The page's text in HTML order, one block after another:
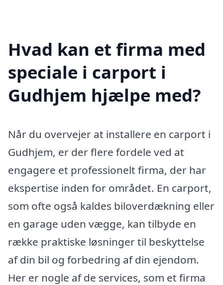
Hvad kan et firma med
speciale i carport i
Gudhjem hjælpe med?
Når du overvejer at installere en carport i
Gudhjem, er der flere fordele ved at
engagere et professionelt firma, der har
ekspertise inden for området. En carport,
som ofte også kaldes biloverdækning eller
en garage uden vægge, kan tilbyde en
række praktiske løsninger til beskyttelse
af din bil og forbedring af din ejendom.
Her er nogle af de services, som et firma